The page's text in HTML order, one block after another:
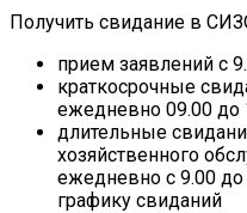
Получить свидание в
прием заявлений с
краткосрочные
ежедневно 09.00 до
длительные
хозяйственного
ежедневно с 9.00
графику свиданий